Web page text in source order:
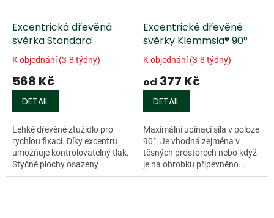
Excentrická dřevěná
svěrka Standard
K objednání (3-8 týdny)
568 Kč
DETAIL
Lehké dřevěné ztužidlo pro
rychlou fixaci. Díky excentru
umožňuje kontrolovatelný tlak.
Styčné plochy osazeny
korkovou vložkou, pozinkované
Excentrické dřevěné
svěrky Klemmsia® 90°
K objednání (3-8 týdny)
od 377 Kč
DETAIL
Maximální upínací síla v poloze
90°. Je vhodná zejména v
těsných prostorech nebo když
je na obrobku připevněno...